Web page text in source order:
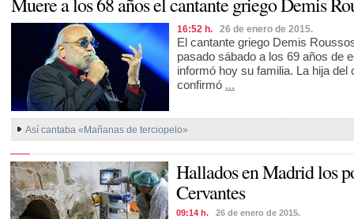
16:52 h. 26 de enero de 2015.
El cantante griego Demis
pasado sábado a los 69 años de
informó hoy su familia. La hija
confirmó ...
Así cantaba «Mañanas de terciopelo»
Hallados en Madrid los
Cervantes
09:14 h. 26 de enero de 2015.